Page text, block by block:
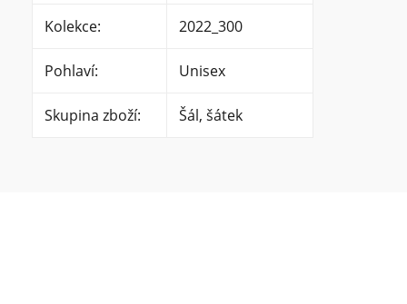
Kolekce: 2022_300
Pohlaví: Unisex
Skupina zboží: Šál, šátek